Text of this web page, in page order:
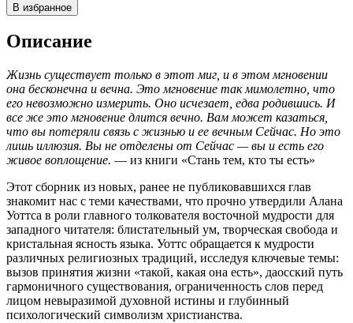
В избранное
Описание
Жизнь существует только в этот миг, и в этом мгновении
она бесконечна и вечна. Это мгновение так мимолетно, что
его невозможно измерить. Оно исчезает, едва родившись. И
все же это мгновение длится вечно. Вам может казаться,
что вы потеряли связь с жизнью и ее вечным Сейчас. Но это
лишь иллюзия. Вы не отделены от Сейчас — вы и есть его
живое воплощение. — из книги «Стань тем, кто ты есть»
Этот сборник из новых, ранее не публиковавшихся глав
знакомит нас с теми качествами, что прочно утвердили Алана
Уоттса в роли главного толкователя восточной мудрости для
западного читателя: блистательный ум, творческая свобода и
кристальная ясность языка. Уоттс обращается к мудрости
различных религиозных традиций, исследуя ключевые темы:
вызов принятия жизни «такой, какая она есть», даосский путь
гармоничного существования, ограниченность слов перед
лицом невыразимой духовной истины и глубинный
психологический символизм христианства.